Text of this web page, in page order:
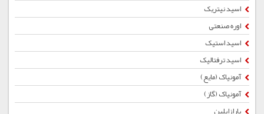
اسید نیتریک
اوره صنعتی
اسید استیک
اسید ترفتالیک
آمونیاک (مایع)
آمونیاک (گاز)